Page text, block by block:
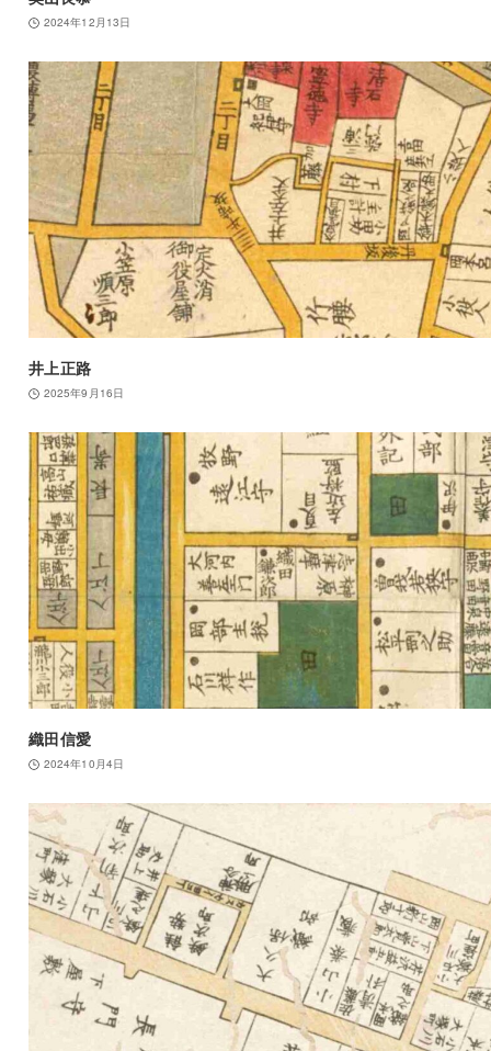
2024年12月13日
井上正路
2025年9月16日
織田信愛
2024年10月4日